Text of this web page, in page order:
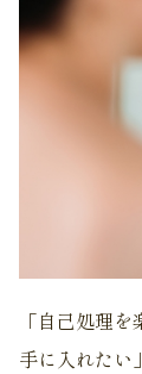
「自己処理
手に入れたい」